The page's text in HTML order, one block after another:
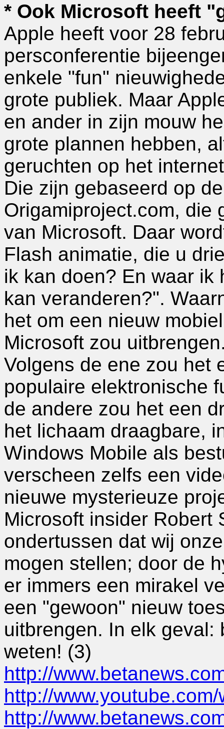
* Ook Microsoft heeft
Apple heeft voor 28
persconferentie
enkele "fun"
grote publiek. Maar
en ander in zijn mouw
grote plannen hebben,
geruchten op het
Die zijn gebaseerd op
Origamiproject.com, die
van Microsoft. Daar
Flash animatie, die u
ik kan doen? En waar ik
kan veranderen?".
het om een nieuw
Microsoft zou
Volgens de ene zou het
populaire elektronische
de andere zou het een
het lichaam draagbare,
Windows Mobile als
verscheen zelfs een
nieuwe mysterieuze
Microsoft insider Robert
ondertussen dat wij
mogen stellen; door de
er immers een mirakel
een "gewoon" nieuw
uitbrengen. In elk geval:
weten! (3)
http://
http://
http://